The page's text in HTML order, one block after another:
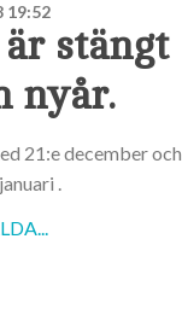
19:52
stängt
nyår.
21:e december och
.